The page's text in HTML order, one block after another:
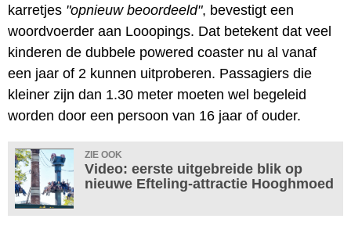
karretjes "opnieuw beoordeeld", bevestigt een
woordvoerder aan Looopings. Dat betekent dat veel
kinderen de dubbele powered coaster nu al vanaf
een jaar of 2 kunnen uitproberen. Passagiers die
kleiner zijn dan 1.30 meter moeten wel begeleid
worden door een persoon van 16 jaar of ouder.
ZIE OOK
Video: eerste uitgebreide blik op
nieuwe Efteling-attractie Hooghmoed